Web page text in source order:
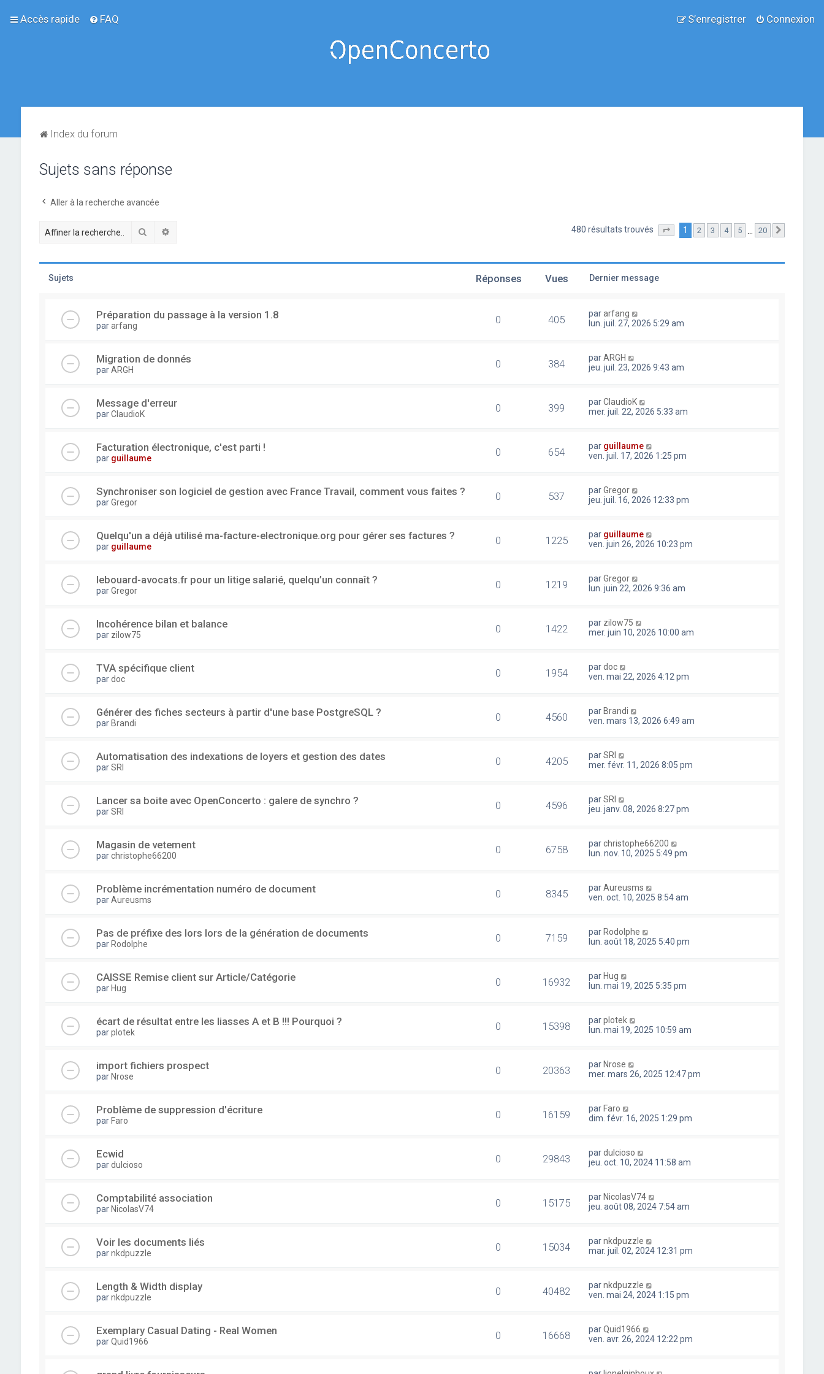
Accès rapide FAQ Connexion
S’enregistrer
Index du forum
Sujets sans réponse
Aller à la recherche avancée
Rechercher 480 résultats trouvés Page sur 20
1 2 3 4 5 20
Sujets Réponses Vues Dernier message
Préparation du passage à la version 1.8
pararfang 0 405 pararfang
lun. juil. 27, 2026 5:29 am
Migration de donnés
parARGH 0 384 parARGH
jeu. juil. 23, 2026 9:43 am
Message d'erreur
parClaudioK 0 399 parClaudioK
mer. juil. 22, 2026 5:33 am
Facturation électronique, c'est parti !
par guillaume 0 654 par guillaume
ven. juil. 17, 2026 1:25 pm
Synchroniser son logiciel de gestion avec France Travail, comment vous faites ?
parGregor 0 537 parGregor
jeu. juil. 16, 2026 12:33 pm
Quelqu'un a déjà utilisé ma-facture-electronique.org pour gérer ses factures ?
par guillaume 0 1225 par guillaume
ven. juin 26, 2026 10:23 pm
lebouard-avocats.fr pour un litige salarié, quelqu’un connaît ?
parGregor 0 1219 parGregor
lun. juin 22, 2026 9:36 am
Incohérence bilan et balance
par zilow75 0 1422 par zilow75
mer. juin 10, 2026 10:00 am
TVA spécifique client
pardoc 0 1954 pardoc
ven. mai 22, 2026 4:12 pm
Générer des fiches secteurs à partir d'une base PostgreSQL ?
par Brandi 0 4560 par Brandi
ven. mars 13, 2026 6:49 am
Automatisation des indexations de loyers et gestion des dates
parSRI 0 4205 parSRI
mer. févr. 11, 2026 8:05 pm
Lancer sa boite avec OpenConcerto : galere de synchro ?
parSRI 0 4596 parSRI
jeu. janv. 08, 2026 8:27 pm
Magasin de vetement
parchristophe66200 0 6758 parchristophe66200
lun. nov. 10, 2025 5:49 pm
Problème incrémentation numéro de document
parAureusms 0 8345 parAureusms
ven. oct. 10, 2025 8:54 am
Pas de préfixe des lors lors de la génération de documents
par Rodolphe 0 7159 par Rodolphe
lun. août 18, 2025 5:40 pm
CAISSE Remise client sur Article/Catégorie
par Hug 0 16932 par Hug
lun. mai 19, 2025 5:35 pm
écart de résultat entre les liasses A et B !!! Pourquoi ?
parplotek 0 15398 parplotek
lun. mai 19, 2025 10:59 am
import fichiers prospect
par Nrose 0 20363 par Nrose
mer. mars 26, 2025 12:47 pm
Problème de suppression d'écriture
par Faro 0 16159 par Faro
dim. févr. 16, 2025 1:29 pm
Ecwid
pardulcioso 0 29843 pardulcioso
jeu. oct. 10, 2024 11:58 am
Comptabilité association
par NicolasV74 0 15175 par NicolasV74
jeu. août 08, 2024 7:54 am
Voir les documents liés
parnkdpuzzle 0 15034 parnkdpuzzle
mar. juil. 02, 2024 12:31 pm
Length & Width display
parnkdpuzzle 0 40482 parnkdpuzzle
ven. mai 24, 2024 1:15 pm
Exemplary Сasual Dating - Real Women
parQuid1966 0 16668 parQuid1966
ven. avr. 26, 2024 12:22 pm